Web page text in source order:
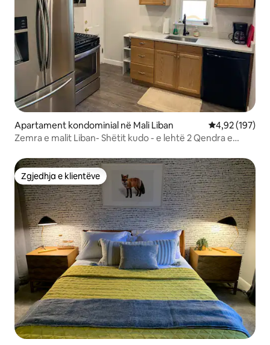
Apartament kondominial në Mali Liban Vlerësimi
4,92 (197)
Zemra e malit Liban- Shëtit kudo - e lehtë 2 Qendra e
Zgjedhja e klientëve
Zgjedhja e klientëve